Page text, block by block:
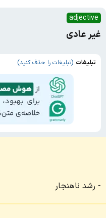
adjective
غیر عادی
تبلیغات (تبلیغات را حذف کنید)
رشد ناهنجار